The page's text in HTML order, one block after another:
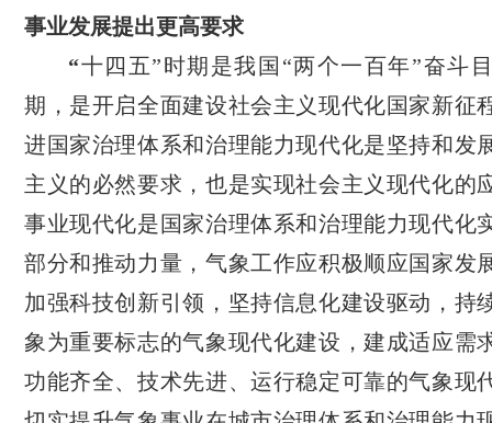
事业发展提出更高要求
“十四五”时期是我国“两个一百年”奋斗
期，是开启全面建设社会主义现代化国家新征
进国家治理体系和治理能力现代化是坚持和发
主义的必然要求，也是实现社会主义现代化的
事业现代化是国家治理体系和治理能力现代化
部分和推动力量，气象工作应积极顺应国家发
加强科技创新引领，坚持信息化建设驱动，持
象为重要标志的气象现代化建设，建成适应需
功能齐全、技术先进、运行稳定可靠的气象现